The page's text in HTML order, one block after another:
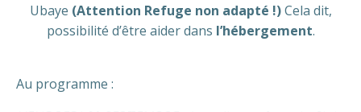
Ubaye (Attention Refuge non adapté !)Cela dit,
possibilité d’être aider dans l’hébergement.
Au programme :